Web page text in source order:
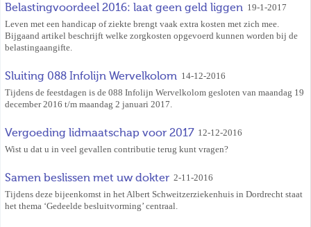
Belastingvoordeel 2016: laat geen geld liggen 19-1-2017
Leven met een handicap of ziekte brengt vaak extra kosten met zich mee.
Bijgaand artikel beschrijft welke zorgkosten opgevoerd kunnen worden bij de
belastingaangifte.
Sluiting 088 Infolijn Wervelkolom 14-12-2016
Tijdens de feestdagen is de 088 Infolijn Wervelkolom gesloten van maandag 19
december 2016 t/m maandag 2 januari 2017.
Vergoeding lidmaatschap voor 2017 12-12-2016
Wist u dat u in veel gevallen contributie terug kunt vragen?
Samen beslissen met uw dokter 2-11-2016
Tijdens deze bijeenkomst in het Albert Schweitzerziekenhuis in Dordrecht staat
het thema ‘Gedeelde besluitvorming’ centraal.